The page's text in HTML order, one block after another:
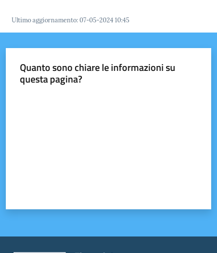
Ultimo aggiornamento:07-05-2024 10:45
Quanto sono chiare le informazioni su
questa pagina?